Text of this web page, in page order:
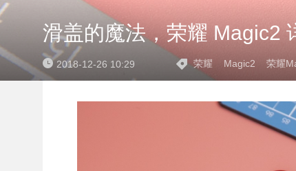
滑盖的魔法，荣耀 Magic2
2018-12-26 10:29 荣耀 Magic2 荣耀